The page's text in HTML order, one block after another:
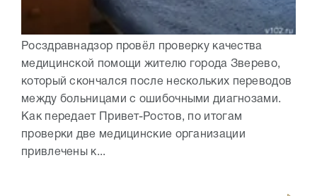
Росздравнадзор провёл проверку качества
медицинской помощи жителю города Зверево,
который скончался после нескольких переводов
между больницами с ошибочными диагнозами.
Как передает Привет-Ростов, по итогам
проверки две медицинские организации
привлечены к...